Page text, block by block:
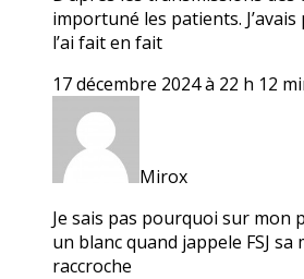
importuné les patients.
l’ai fait en fait
17 décembre 2024 à 22 h 12
Mirox
Je sais pas pourquoi sur mon
un blanc quand jappele FSJ
raccroche